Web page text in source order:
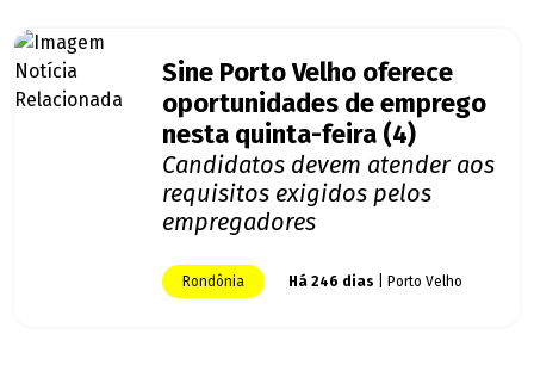
Sine Porto Velho oferece
oportunidades de emprego
nesta quinta-feira (4)
Candidatos devem atender aos
requisitos exigidos pelos
empregadores
Rondônia Há 246 dias | Porto Velho